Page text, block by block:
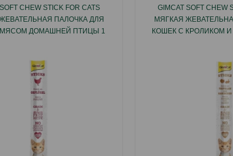
CHEW STICK FOR CATS
ПАЛОЧКА ДЛЯ
МЯСОМ ДОМАШНЕЙ ПТИЦЫ 1
GIMCAT SOFT CHEW
МЯГКАЯ
КОШЕК С КРОЛИКОМ